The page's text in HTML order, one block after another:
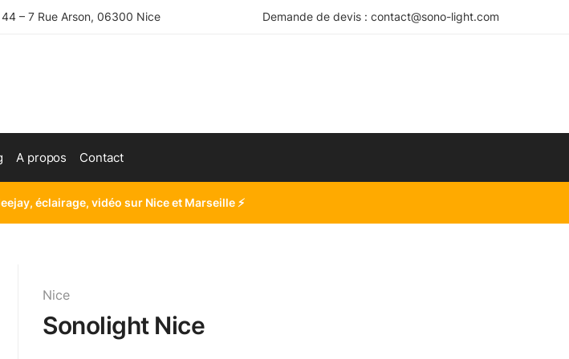
– 7 Rue Arson, 06300 Nice Demande de devis : contact@sono-light.com
A propos Contact
éclairage, vidéo sur Nice et Marseille ⚡
Nice
Sonolight Nice